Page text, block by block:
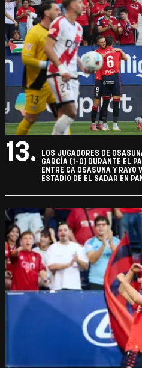
13.
LOS JUGADORES DE
GARCÍA (1-0) DURANTE EL
ENTRE CA OSASUNA Y RAYO
ESTADIO DE EL SADAR EN